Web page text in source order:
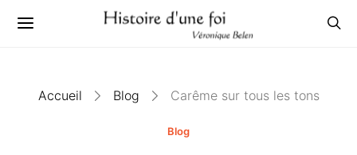
Accueil Blog Carême sur tous les tons
Blog